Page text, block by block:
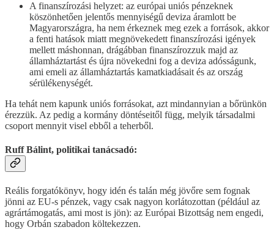
A finanszírozási helyzet: az európai uniós pénzeknek
köszönhetően jelentős mennyiségű deviza áramlott be
Magyarországra, ha nem érkeznek meg ezek a források, akkor
a fenti hatások miatt megnövekedett finanszírozási igények
mellett máshonnan, drágábban finanszírozzuk majd az
államháztartást és újra növekedni fog a deviza adósságunk,
ami emeli az államháztartás kamatkiadásait és az ország
sérülékenységét.
Ha tehát nem kapunk uniós forrásokat, azt mindannyian a bőrünkön
érezzük. Az pedig a kormány döntéseitől függ, melyik társadalmi
csoport mennyit visel ebből a teherből.
Ruff Bálint, politikai tanácsadó:
Reális forgatókönyv, hogy idén és talán még jövőre sem fognak
jönni az EU-s pénzek, vagy csak nagyon korlátozottan (például az
agrártámogatás, ami most is jön): az Európai Bizottság nem engedi,
hogy Orbán szabadon költekezzen.